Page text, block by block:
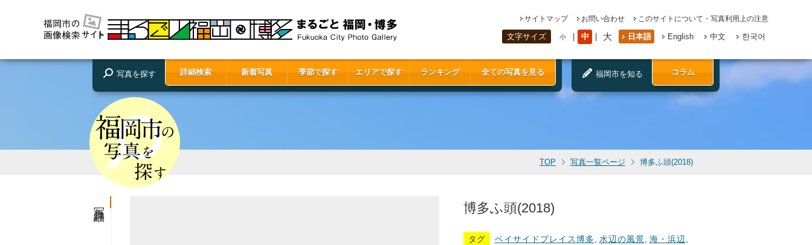
サイトマップ お問い合わせ このサイトについて・写真利用上の注意
文字サイズ 小 中 大 日本語 English 中文 한국어
写真を探す 詳細検索 新着写真 季節で探す エリアで探す ランキング 全ての写真を見る 福岡市を知る コラム
TOP 写真一覧ページ 博多ふ頭(2018)
博多ふ頭(2018)
タグ ベイサイドプレイス博多 水辺の風景 海・浜辺